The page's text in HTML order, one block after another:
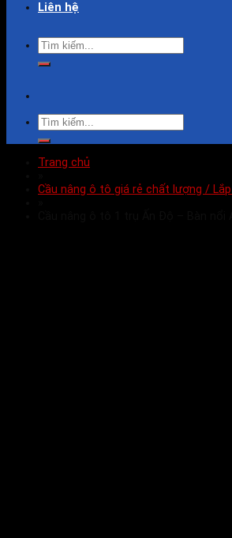
Liên hệ
Trang chủ
Cầu nâng ô tô giá rẻ chất lượng /